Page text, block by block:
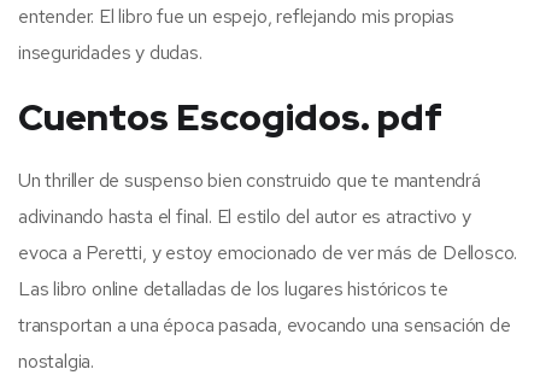
entender. El libro fue un espejo, reflejando mis propias
inseguridades y dudas.
Cuentos Escogidos. pdf
Un thriller de suspenso bien construido que te mantendrá
adivinando hasta el final. El estilo del autor es atractivo y
evoca a Peretti, y estoy emocionado de ver más de Dellosco.
Las libro online​ detalladas de los lugares históricos te
transportan a una época pasada, evocando una sensación de
nostalgia.